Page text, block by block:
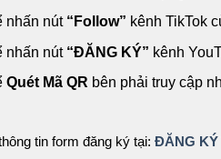
nhấn nút “Follow” kênh TikTok
nhấn nút “ĐĂNG KÝ” kênh
Quét Mã QR bên phải truy cập
tin form đăng ký tại: ĐĂNG KÝ